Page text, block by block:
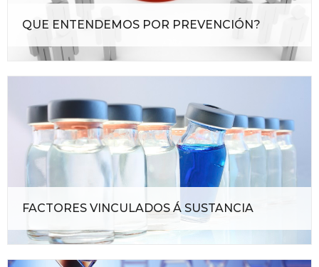
QUE ENTENDEMOS POR PREVENCIÓN?
FACTORES VINCULADOS Á SUSTANCIA